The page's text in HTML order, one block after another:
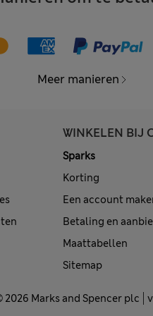
Meer manieren
WINKELEN BIJ
Sparks
Korting
Een account
Betaling en
Maattabellen
Sitemap
2026 Marks and Spencer plc